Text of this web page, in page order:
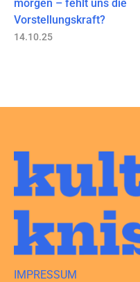
morgen – fehlt uns die
Vorstellungskraft?
14.10.25
IMPRESSUM